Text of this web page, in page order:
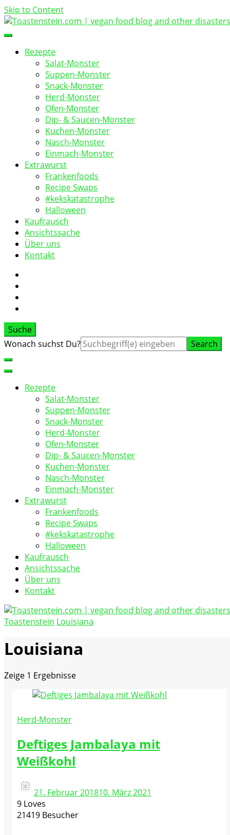
Skip to Content
Toastenstein.com
vegan food blog
Rezepte
Salat-Monster
Suppen-Monster
Snack-Monster
Herd-Monster
Ofen-Monster
Dip- & Saucen-Monster
Kuchen-Monster
Nasch-Monster
Einmach-Monster
Extrawurst
Frankenfoods
Recipe Swaps
#kekskatastrophe
Halloween
Kaufrausch
Ansichtssache
Über uns
Kontakt
Suche
Suche
Wonach suchst Du?
Rezepte
Salat-Monster
Suppen-Monster
Snack-Monster
Herd-Monster
Ofen-Monster
Dip- & Saucen-Monster
Kuchen-Monster
Nasch-Monster
Einmach-Monster
Extrawurst
Frankenfoods
Recipe Swaps
#kekskatastrophe
Halloween
Kaufrausch
Ansichtssache
Über uns
Kontakt
Toastenstein.com
Toastenstein Louisiana
Louisiana
Zeige 1 Ergebnisse
Herd-Monster
Deftiges Jambalaya mit
Weißkohl
21. Februar 201810. März 2021
9 Loves
21419 Besucher